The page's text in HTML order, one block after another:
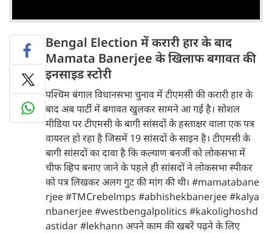
Bengal Election में करारी हार के बाद
Mamata Banerjee के खिलाफ बगावत की
इनसाइड स्टोरी
पश्चिम बंगाल विधानसभा चुनाव में टीएमसी की करारी हार के
बाद अब पार्टी में बगावत खुलकर सामने आ गई है। सोशल
मीडिया पर टीएमसी के बागी सांसदों के हस्ताक्षर वाला एक पत्र
वायरल हो रहा है जिसमें 19 सांसदों के साइन है। टीएमसी के
बागी सांसदों का दावा है कि कल्याण बनर्जी को लोकसभा में
चीफ व्हिप बनाए जाने के पहले ही सांसदों ने लोकसभा स्पीकर
को पत्र लिखकर अलग गुट की मांग की थी। #mamatabane
rjee #TMCrebelmps #abhishekbanerjee #kalya
nbanerjee #westbengalpolitics #kakolighoshd
astidar #lekhann अपने काम की खबरें पढ़ने के लिए